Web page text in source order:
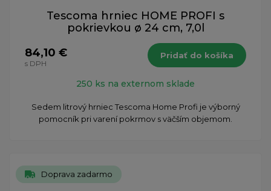
Tescoma hrniec HOME PROFI s
pokrievkou ø 24 cm, 7,0l
84,10 €
s DPH
Pridať do košíka
250 ks na externom sklade
Sedem litrový hrniec Tescoma Home Profi je výborný
pomocník pri varení pokrmov s väčším objemom.
Doprava zadarmo